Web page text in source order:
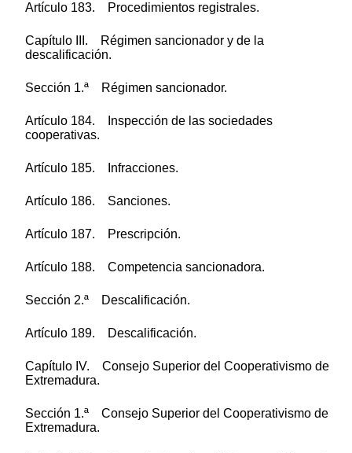
Artículo 183. Procedimientos registrales.
Capítulo III. Régimen sancionador y de la
descalificación.
Sección 1.ª Régimen sancionador.
Artículo 184. Inspección de las sociedades
cooperativas.
Artículo 185. Infracciones.
Artículo 186. Sanciones.
Artículo 187. Prescripción.
Artículo 188. Competencia sancionadora.
Sección 2.ª Descalificación.
Artículo 189. Descalificación.
Capítulo IV. Consejo Superior del Cooperativismo de
Extremadura.
Sección 1.ª Consejo Superior del Cooperativismo de
Extremadura.